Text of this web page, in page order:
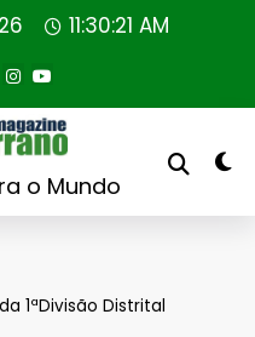
11:30:22 AM
o Mundo
1ªDivisão Distrital